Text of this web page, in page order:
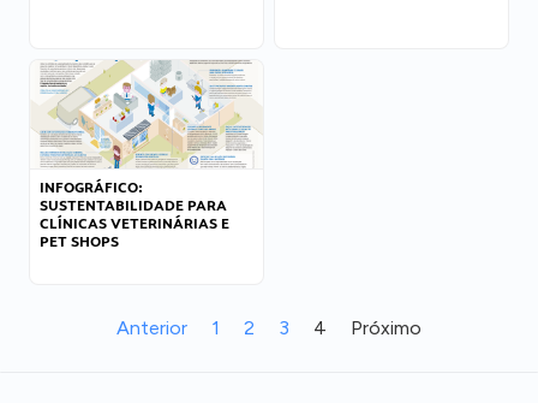
INFOGRÁFICO:
SUSTENTABILIDADE PARA
CLÍNICAS VETERINÁRIAS E
PET SHOPS
Anterior 1 2 3 4 Próximo